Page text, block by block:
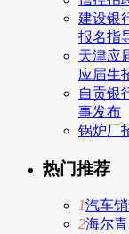
建设银
报名指
天津应
应届生
自贡银
事发布
锅炉厂
热门推荐
1汽车
2海尔